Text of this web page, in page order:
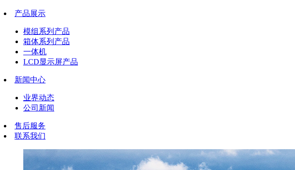
产品展示
模组系列产品
箱体系列产品
一体机
LCD显示屏产品
新闻中心
业界动态
公司新闻
售后服务
联系我们